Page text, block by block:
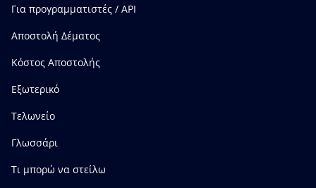
Για προγραμματιστές / API
Αποστολή Δέματος
Κόστος Αποστολής
Εξωτερικό
Τελωνείο
Γλωσσάρι
Τι μπορώ να στείλω